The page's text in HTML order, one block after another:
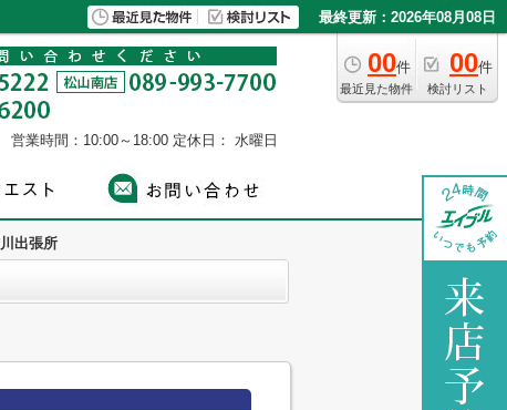
最終更新：2026年08月08日
00件
最近見た物件
00件
検討リスト
営業時間：10:00～18:00 定休日： 水曜日
出張所